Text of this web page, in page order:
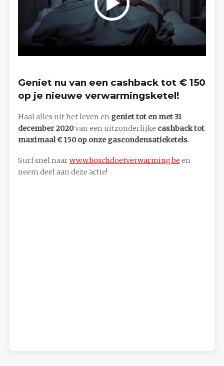
Geniet nu van een cashback tot € 150
op je nieuwe verwarmingsketel!
Haal alles uit het leven en geniet tot en met 31
december 2020van een uitzonderlijke cashback tot
maximaal € 150 op onze gascondensatieketels.
Surf snel naarwww.boschdoetverwarming.be en
neem deel aan deze actie!